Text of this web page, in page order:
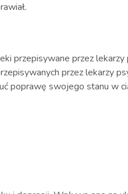
przepisywane przez
przez lekarzy
poprawę swojego stanu w